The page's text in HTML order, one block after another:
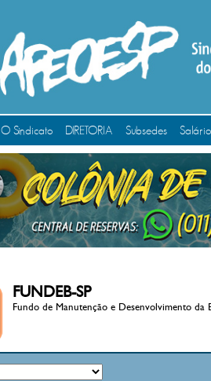
O Sindicato DIRETORIA Subsedes
FUNDEB-SP
Fundo de Manutenção e Desenvolvimento da